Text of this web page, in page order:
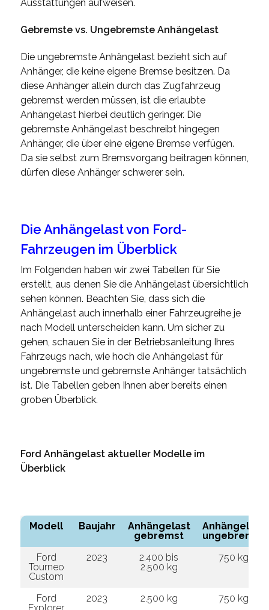
Ausstattungen aufweisen.
Gebremste vs. Ungebremste Anhängelast
Die ungebremste Anhängelastbezieht sich auf
Anhänger, die keine eigene Bremse besitzen. Da
diese Anhänger allein durch das Zugfahrzeug
gebremst werden müssen, ist die erlaubte
Anhängelast hierbei deutlich geringer. Die
gebremste Anhängelastbeschreibt hingegen
Anhänger, die über eine eigene Bremse verfügen.
Da sie selbst zum Bremsvorgang beitragen können,
dürfen diese Anhänger schwerer sein.
Die Anhängelast von Ford-
Fahrzeugen im Überblick
Im Folgenden haben wir zwei Tabellen für Sie
erstellt, aus denen Sie die Anhängelast übersichtlich
sehen können. Beachten Sie, dass sich die
Anhängelast auch innerhalb einer Fahrzeugreihe je
nach Modell unterscheiden kann. Um sicher zu
gehen, schauen Sie in der Betriebsanleitung Ihres
Fahrzeugs nach, wie hoch die Anhängelast für
ungebremste und gebremste Anhänger tatsächlich
ist. Die Tabellen geben Ihnen aber bereits einen
groben Überblick.
Ford Anhängelast aktueller Modelle im
Überblick
Modell Baujahr
Anhängelast
gebremst
Anhängelast
ungebremst
Ford
Tourneo
Custom
2023
2.400 bis
2.500 kg
750 kg
Ford
2023 2.500 kg 750 kg